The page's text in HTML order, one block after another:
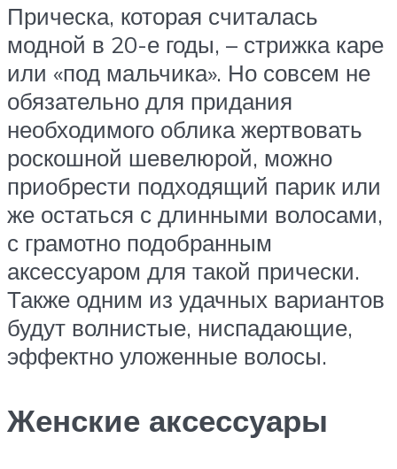
Прическа, которая считалась
модной в 20-е годы, – стрижка каре
или «под мальчика». Но совсем не
обязательно для придания
необходимого облика жертвовать
роскошной шевелюрой, можно
приобрести подходящий парик или
же остаться с длинными волосами,
с грамотно подобранным
аксессуаром для такой прически.
Также одним из удачных вариантов
будут волнистые, ниспадающие,
эффектно уложенные волосы.
Женские аксессуары